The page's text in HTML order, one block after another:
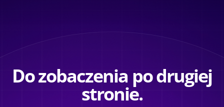
Do zobaczenia po drugiej
stronie.